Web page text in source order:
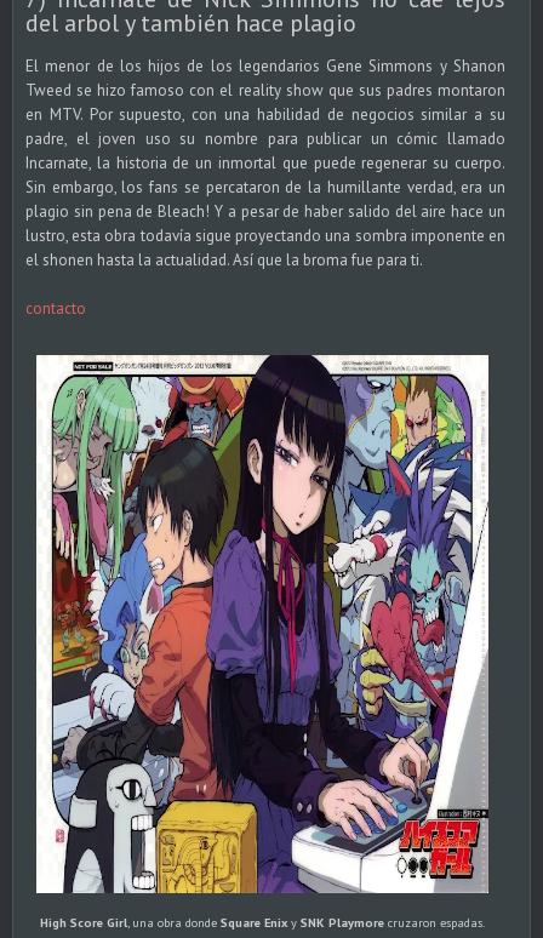
del arbol y también hace plagio
El menor de los hijos de los legendarios Gene Simmons y Shanon
Tweed se hizo famoso con el reality show que sus padres montaron
en MTV. Por supuesto, con una habilidad de negocios similar a su
padre, el joven uso su nombre para publicar un cómic llamado
Incarnate, la historia de un inmortal que puede regenerar su cuerpo.
Sin embargo, los fans se percataron de la humillante verdad, era un
plagio sin pena de Bleach! Y a pesar de haber salido del aire hace un
lustro, esta obra todavía sigue proyectando una sombra imponente en
el shonen hasta la actualidad. Así que la broma fue para ti.
contacto
High Score Girl, una obra donde Square Enix y SNK Playmore cruzaron espadas.